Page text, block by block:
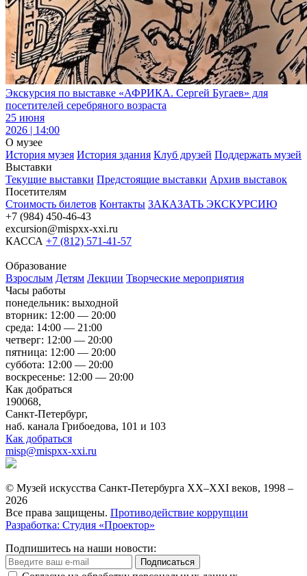
Экскурсия по выставке «АФРИКА. Сергей Бугаев» для
посетителей серебряного возраста
25 июня
2026 | 14:00
О музее
История музея История здания Клуб друзей Поддержать музей
Выставки
Текущие выставки Предстоящие выставки Архив выставок
Посетителям
Стоимость билетов Контакты ЗАКАЗАТЬ ЭКСКУРСИЮ
+7 (984) 450-46-43
excursion@mispxx-xxi.ru
КАССА +7 (812) 571-41-57
Образование
Взрослым Детям Лекции Творческие мероприятия
Часы работы
понедельник: выходной
вторник: 12:00 — 20:00
среда: 14:00 — 21:00
четверг: 12:00 — 20:00
пятница: 12:00 — 20:00
суббота: 12:00 — 20:00
воскресенье: 12:00 — 20:00
Как добраться
190068,
Санкт-Петербург,
наб. канала Грибоедова, 101 и 103
Как добраться
misp@mispxx-xxi.ru
© Музей искусства Санкт-Петербурга XX–XXI веков, 1998 –
2026
Все права защищены. Противодействие коррупции
Разработка: Студия «Проектор»
Подпишитесь на наши новости:
Подписаться